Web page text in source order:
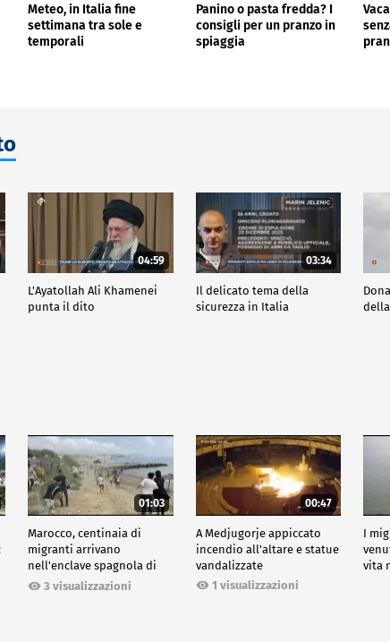
Meteo, in Italia fine
settimana tra sole e
temporali
Panino o pasta fredda? I
consigli per un pranzo in
spiaggia
04:59
L'Ayatollah Ali Khamenei
punta il dito
03:34
Il delicato tema della
sicurezza in Italia
01:03
Marocco, centinaia di
migranti arrivano
nell'enclave spagnola di
Ceuta3 visualizzazioni
00:47
A Medjugorje appiccato
incendio all'altare e statue
vandalizzate
1 visualizzazioni
I
vita